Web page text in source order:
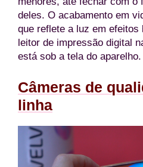
deles. O acabamento em
que reflete a luz em efeitos
leitor de impressão digital
está sob a tela do aparelho.
Câmeras de
linha